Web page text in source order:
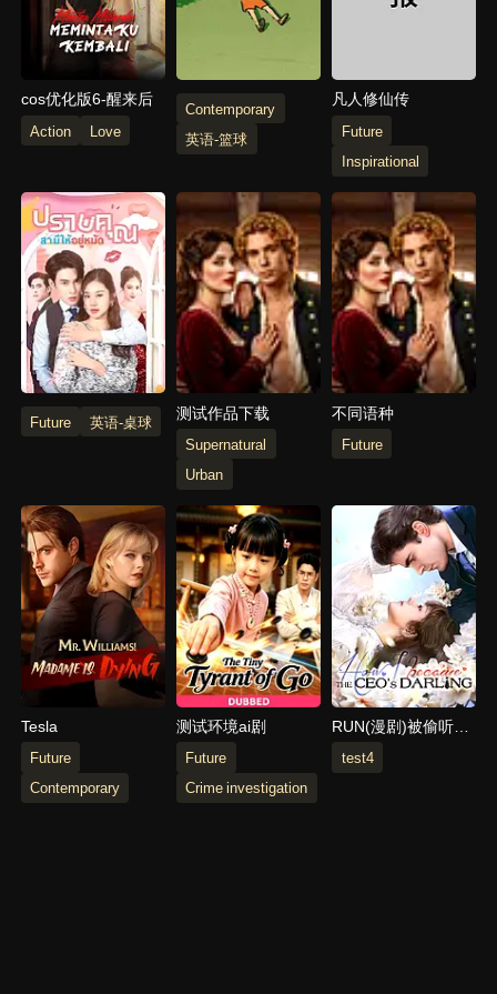
cos优化版6-醒来后
Action Love
Contemporary
英语-篮球
凡人修仙传
Future
Inspirational
Future 英语-桌球 测试作品下载
Supernatural
Urban
不同语种
Future
Tesla
Future
Contemporary
测试环境ai剧
Future
Crime investigation
RUN(漫剧)被偷听心
声后,全家追着老妈
宠
test4